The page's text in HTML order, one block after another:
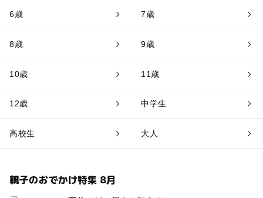
6歳 7歳
8歳 9歳
10歳 11歳
12歳 中学生
高校生 大人
親子のおでかけ特集 8月